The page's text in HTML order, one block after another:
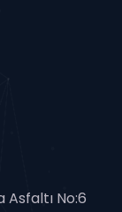
Asfaltı No:6